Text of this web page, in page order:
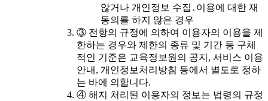
않거나 개인정보 수집․이용에 대한 재
동의를 하지 않은 경우
③ 전항의 규정에 의하여 이용자의 이용을 제
한하는 경우와 제한의 종류 및 기간 등 구체
적인 기준은 교육정보원의 공지, 서비스 이용
안내, 개인정보처리방침 등에서 별도로 정하
는 바에 의합니다.
④ 해지 처리된 이용자의 정보는 법령의 규정